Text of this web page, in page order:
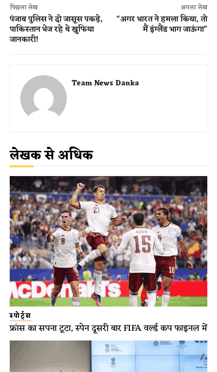
पिछला लेख
पंजाब पुलिस ने दो जासूस पकड़े,
पाकिस्तान भेज रहे थे खुफिया
जानकारी!
अगला लेख
“अगर भारत ने हमला किया, तो
मैं इंग्लैंड भाग जाऊंगा”
Team News Danka
लेखक से अधिक
स्पोर्ट्स
फ्रांस का सपना टूटा, स्पेन दूसरी बार FIFA वर्ल्ड कप फाइनल में